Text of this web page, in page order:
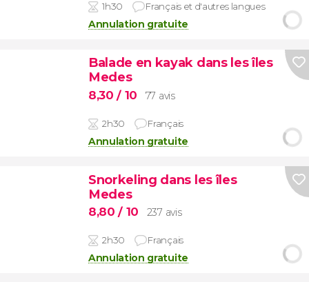
1h30 Français et d'autres langues
Annulation gratuite
Balade en kayak dans les îles
Medes
8,30/ 10 77 avis
2h30 Français
Annulation gratuite
Snorkeling dans les îles
Medes
8,80/ 10 237 avis
2h30 Français
Annulation gratuite